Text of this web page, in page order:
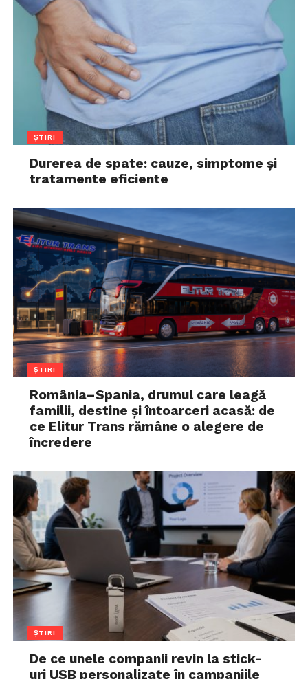
ȘTIRI
Durerea de spate: cauze, simptome și
tratamente eficiente
ȘTIRI
România–Spania, drumul care leagă
familii, destine și întoarceri acasă: de
ce Elitur Trans rămâne o alegere de
încredere
ȘTIRI
De ce unele companii revin la stick-
uri USB personalizate în campaniile